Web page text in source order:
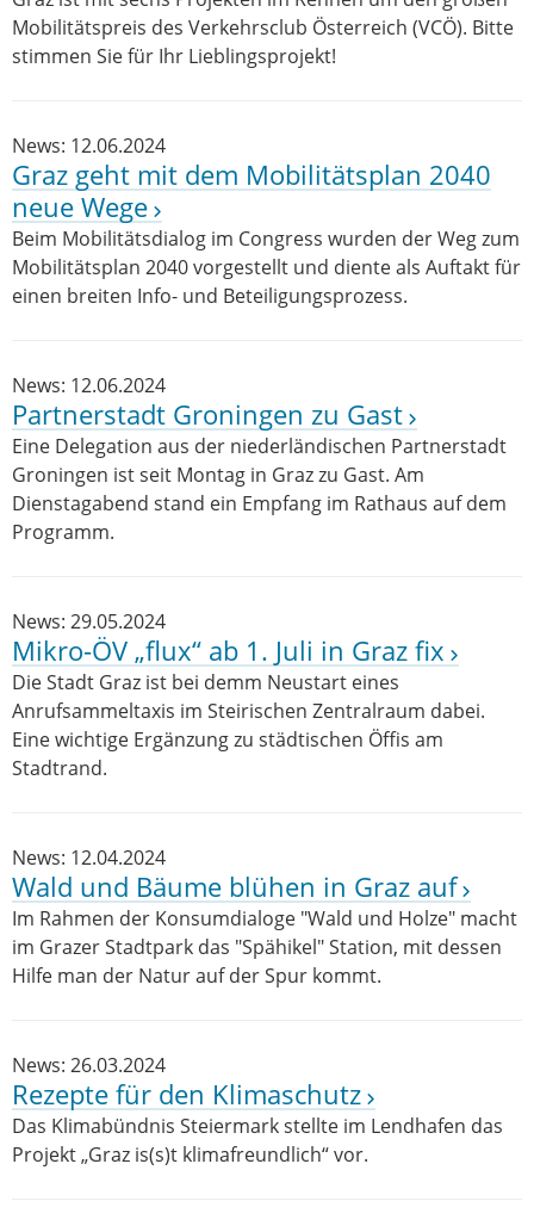
Mobilitätspreis des Verkehrsclub Österreich (VCÖ). Bitte
stimmen Sie für Ihr Lieblingsprojekt!
News: 12.06.2024
Graz geht mit dem Mobilitätsplan 2040
neue Wege
Beim Mobilitätsdialog im Congress wurden der Weg zum
Mobilitätsplan 2040 vorgestellt und diente als Auftakt für
einen breiten Info- und Beteiligungsprozess.
News: 12.06.2024
Partnerstadt Groningen zu Gast
Eine Delegation aus der niederländischen Partnerstadt
Groningen ist seit Montag in Graz zu Gast. Am
Dienstagabend stand ein Empfang im Rathaus auf dem
Programm.
News: 29.05.2024
Mikro-ÖV „flux“ ab 1. Juli in Graz fix
Die Stadt Graz ist bei demm Neustart eines
Anrufsammeltaxis im Steirischen Zentralraum dabei.
Eine wichtige Ergänzung zu städtischen Öffis am
Stadtrand.
News: 12.04.2024
Wald und Bäume blühen in Graz auf
Im Rahmen der Konsumdialoge "Wald und Holze" macht
im Grazer Stadtpark das "Spähikel" Station, mit dessen
Hilfe man der Natur auf der Spur kommt.
News: 26.03.2024
Rezepte für den Klimaschutz
Das Klimabündnis Steiermark stellte im Lendhafen das
Projekt „Graz is(s)t klimafreundlich“ vor.